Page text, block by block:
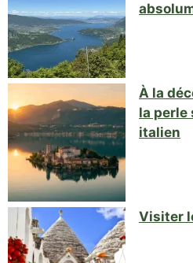
À la
la perle
italien
Visiter